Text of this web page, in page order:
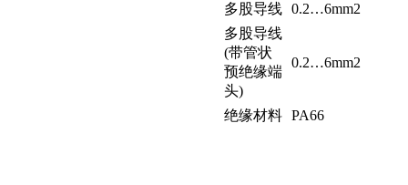
多股导线 0.2…6mm2
多股导线
(带管状
预绝缘端
头)
0.2…6mm2
绝缘材料 PA66